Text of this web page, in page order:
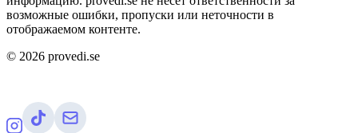
возможные ошибки, пропуски или неточности в
отображаемом контенте.
© 2026 provedi.se